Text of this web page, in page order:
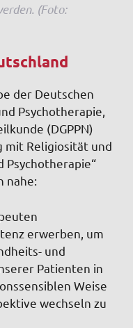
(Foto:
der Deutschen
Psychotherapie,
(DGPPN)
mit Religiosität und
Psychotherapie“
nahe:
erwerben, um
und
Patienten in
Weise
wechseln zu